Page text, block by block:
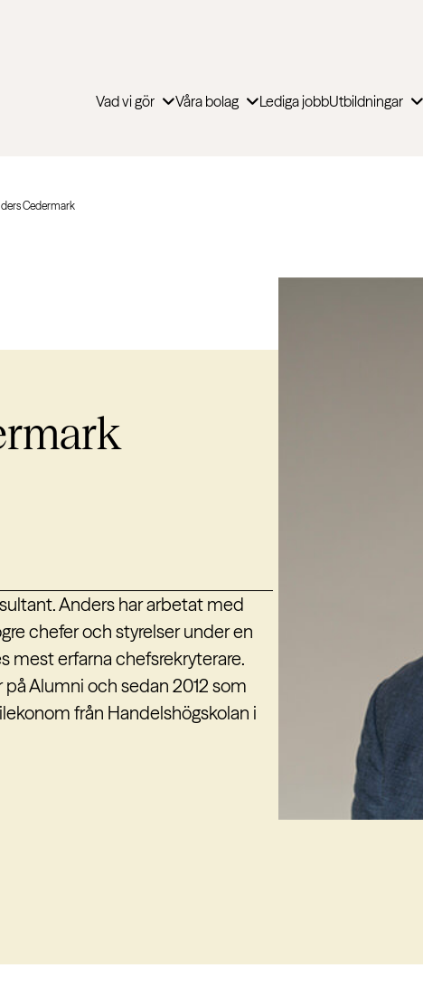
Vad vi gör Våra bolag Lediga jobbUtbildningar
Cedermark
Anders har arbetat med
chefer och styrelser under en
mest erfarna chefsrekryterare.
Alumni och sedan 2012 som
från Handelshögskolan i